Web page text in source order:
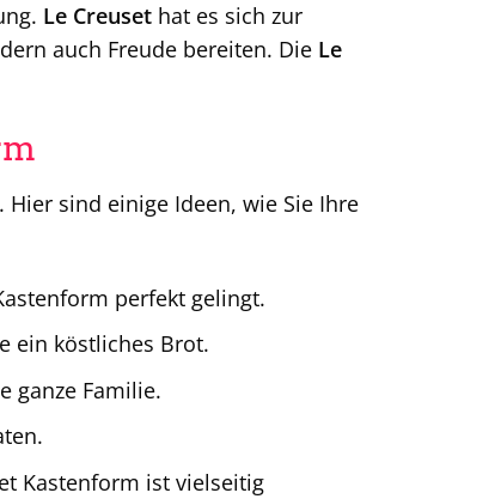
Le Creuset hat es sich zur
auch Freude bereiten. Die Le
sind einige Ideen, wie Sie Ihre
perfekt gelingt.
ein köstliches Brot.
ganze Familie.
Kastenform ist vielseitig